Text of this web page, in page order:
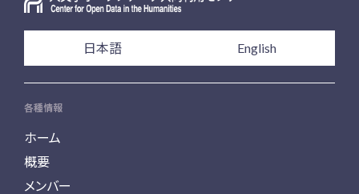
日本語 English
各種情報
ホーム
概要
メンバー